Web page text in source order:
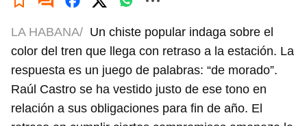
LA HABANA/ Un chiste popular indaga sobre el
color del tren que llega con retraso a la estación. La
respuesta es un juego de palabras: “de morado”.
Raúl Castro se ha vestido justo de ese tono en
relación a sus obligaciones para fin de año. El